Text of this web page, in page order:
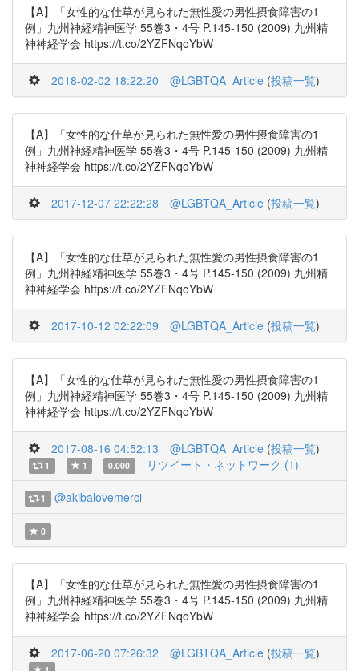
【A】「女性的な仕草が見られた無性愛の男性摂食障害の1
例」九州神経精神医学 55巻3・4号 P.145-150 (2009) 九州精
神神経学会 https://t.co/2YZFNqoYbW
2018-02-02 18:22:20 @LGBTQA_Article (投稿一覧)
【A】「女性的な仕草が見られた無性愛の男性摂食障害の1
例」九州神経精神医学 55巻3・4号 P.145-150 (2009) 九州精
神神経学会 https://t.co/2YZFNqoYbW
2017-12-07 22:22:28 @LGBTQA_Article (投稿一覧)
【A】「女性的な仕草が見られた無性愛の男性摂食障害の1
例」九州神経精神医学 55巻3・4号 P.145-150 (2009) 九州精
神神経学会 https://t.co/2YZFNqoYbW
2017-10-12 02:22:09 @LGBTQA_Article (投稿一覧)
【A】「女性的な仕草が見られた無性愛の男性摂食障害の1
例」九州神経精神医学 55巻3・4号 P.145-150 (2009) 九州精
神神経学会 https://t.co/2YZFNqoYbW
2017-08-16 04:52:13 @LGBTQA_Article (投稿一覧)
1 1 0.000 リツイート・ネットワーク (1)
1 @akibalovemerci
0
【A】「女性的な仕草が見られた無性愛の男性摂食障害の1
例」九州神経精神医学 55巻3・4号 P.145-150 (2009) 九州精
神神経学会 https://t.co/2YZFNqoYbW
2017-06-20 07:26:32 @LGBTQA_Article (投稿一覧)